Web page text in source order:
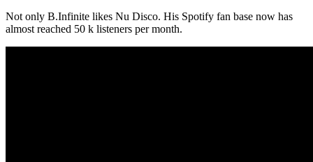
Not only B.Infinite likes Nu Disco. His Spotify fan base now has
almost reached 50 k listeners per month.